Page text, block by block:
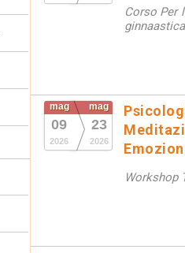
Corso Per
mag
09
2026
mag
23
2026
Workshop